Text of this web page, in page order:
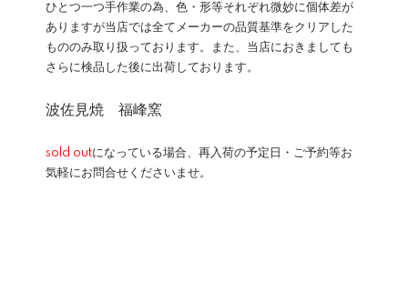
ひとつ一つ手作業の為、色・形等それぞれ微妙に個体差が
ありますが当店では全てメーカーの品質基準をクリアした
もののみ取り扱っております。また、当店におきましても
さらに検品した後に出荷しております。
波佐見焼 福峰窯
sold outになっている場合、再入荷の予定日・ご予約等お
気軽にお問合せくださいませ。